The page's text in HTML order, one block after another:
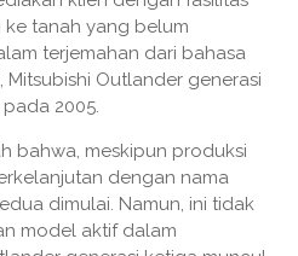
tanah yang belum
terjemahan dari bahasa
Mitsubishi Outlander generasi
2005.
bahwa, meskipun produksi
dengan nama
dimulai. Namun, ini tidak
model aktif dalam